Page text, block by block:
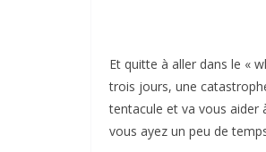
Et quitte à aller dans le «
trois jours, une
tentacule et va vous aider
vous ayez un peu de